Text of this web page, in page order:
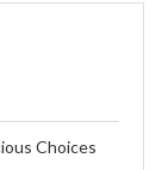
Choices